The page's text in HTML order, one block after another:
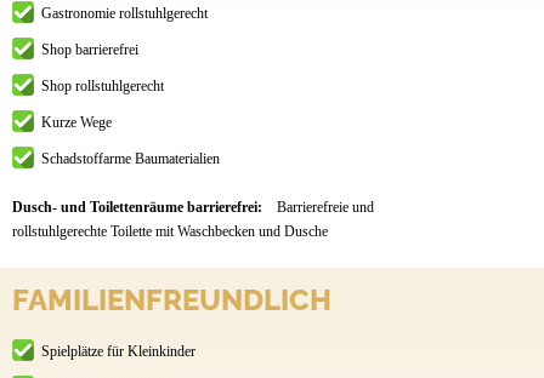
Gastronomie rollstuhlgerecht
Shop barrierefrei
Shop rollstuhlgerecht
Kurze Wege
Schadstoffarme Baumaterialien
Dusch- und Toilettenräume barrierefrei:
Barrierefreie und
rollstuhlgerechte Toilette mit Waschbecken und Dusche
FAMILIENFREUNDLICH
Spielplätze für Kleinkinder